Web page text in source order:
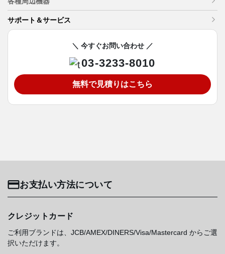
サポート＆サービス
＼ 今すぐお問い合わせ ／
03-3233-8010
無料で見積りはこちら
お支払い方法について
クレジットカード
ご利用ブランドは、JCB/AMEX/DINERS/Visa/Mastercard からご選
択いただけます。